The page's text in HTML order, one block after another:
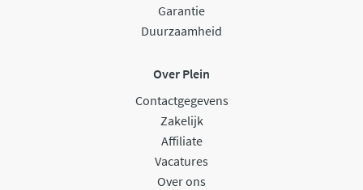
Garantie
Duurzaamheid
Over Plein
Contactgegevens
Zakelijk
Affiliate
Vacatures
Over ons